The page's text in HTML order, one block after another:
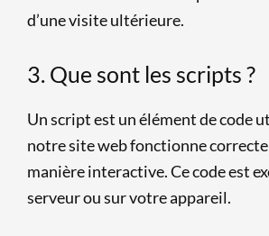
d’une visite ultérieure.
3. Que sont les scripts ?
Un script est un élément de code
notre site web fonctionne
manière interactive. Ce code est
serveur ou sur votre appareil.